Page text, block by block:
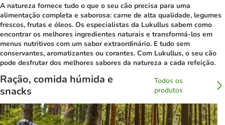
A natureza fornece tudo o que o seu cão precisa para uma
alimentação completa e saborosa: carne de alta qualidade, legumes
frescos, frutas e óleos. Os especialistas da Lukullus sabem como
encontrar os melhores ingredientes naturais e transformá-los em
menus nutritivos com um sabor extraordinário. E tudo sem
conservantes, aromatizantes ou corantes. Com Lukullus, o seu cão
pode desfrutar dos melhores sabores da natureza a cada refeição.
Ração, comida húmida e
snacks
Todos os
produtos